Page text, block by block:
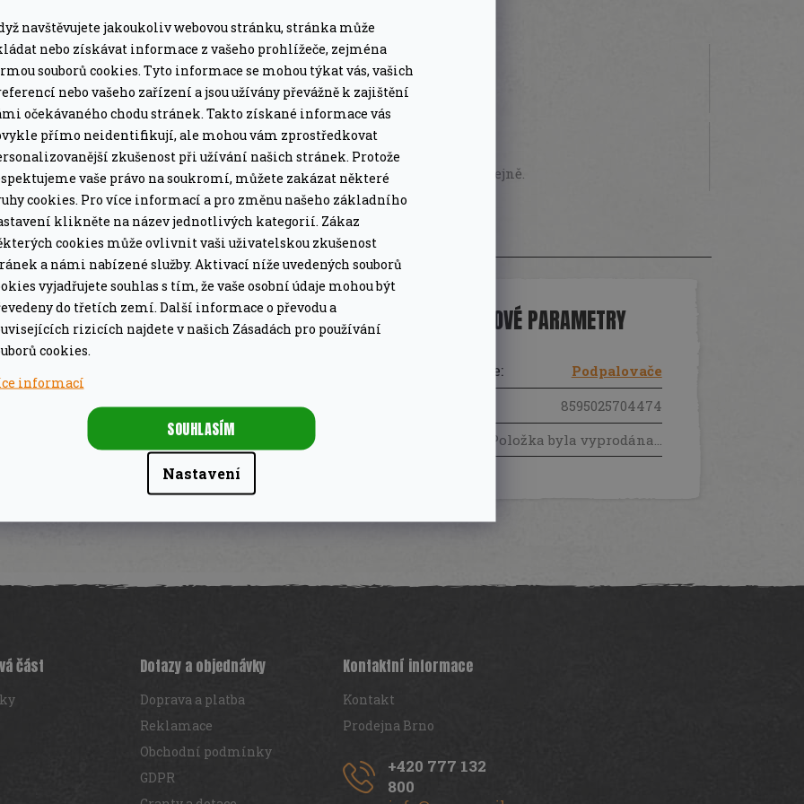
navštěvujete jakoukoliv webovou stránku, stránka může
nebo získávat informace z vašeho prohlížeče, zejména
souborů cookies. Tyto informace se mohou týkat vás, vašich
nebo vašeho zařízení a jsou užívány převážně k zajištění
očekávaného chodu stránek. Takto získané informace vás
přímo neidentifikují, ale mohou vám zprostředkovat
zkušenost při užívání našich stránek. Protože
vaše právo na soukromí, můžete zakázat některé
cookies. Pro více informací a pro změnu našeho základního
klikněte na název jednotlivých kategorií. Zákaz
cookies může ovlivnit vaši uživatelskou zkušenost
a námi nabízené služby. Aktivací níže uvedených souborů
vyjadřujete souhlas s tím, že vaše osobní údaje mohou být
do třetích zemí. Další informace o převodu a
rizicích najdete v našich Zásadách pro používání
cookies.
informací
Nastavení
SOUHLASÍM
pro grily nad 15 tis. Kč.
MÁTE DOPRAVU ZDARMA
Při objednávce nad 2 000 Kč
nákup jako dárek
PROFESIONÁLNÍ PORADENSTVÍ
Poradíme online i osobně na prodejně.
borovicového dřeva. Snadno se zapaluje pomocí
komáry a obtížný hmyz.
DOPLŇKOVÉ PARAMETRY
Kategorie: Podpalovače
8595025704474
Položka byla vyprodána…
část Dotazy a objednávky
Doprava a platba
Reklamace
Obchodní podmínky
GDPR
Kontaktní informace
Kontakt
Prodejna Brno
+420 777 132
800